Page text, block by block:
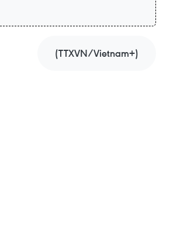
(TTXVN/Vietnam+)